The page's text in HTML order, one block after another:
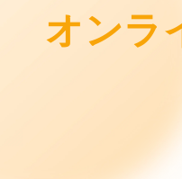
オンラ